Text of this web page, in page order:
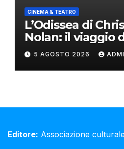
CINEMA & TEATRO
L’Odissea di
Nolan: il viaggio
oltre il mito
5 AGOSTO 2026
Editore: Associazione